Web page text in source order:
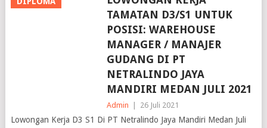
POSISI: WAREHOUSE
MANAGER / MANAJER
GUDANG DI PT
NETRALINDO JAYA
MANDIRI MEDAN JULI 2021
Admin | 26 Juli 2021
Lowongan Kerja D3 S1 Di PT Netralindo Jaya Mandiri Medan Juli
2021 Lowongan Kerja D3 S1 Di PT Netralindo Jaya Mandiri Medan